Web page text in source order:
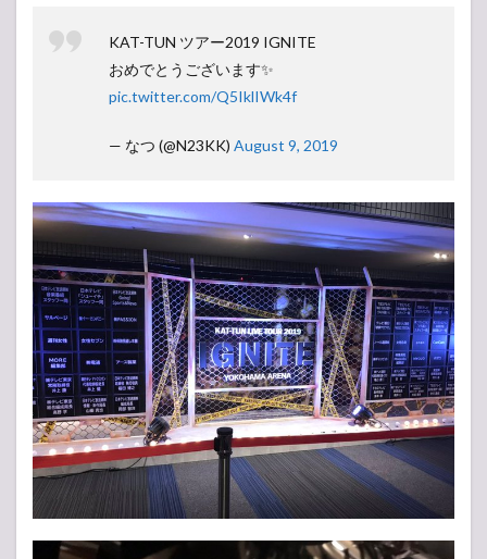
KAT-TUN ツアー2019 IGNITE
おめでとうございます✨
pic.twitter.com/Q5IklIWk4f
— なつ (@N23KK) August 9, 2019